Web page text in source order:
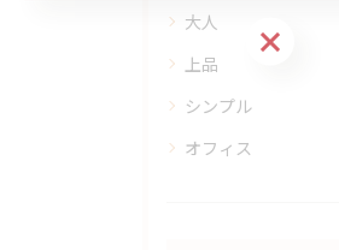
大人
上品
シンプル
オフィス
ご予約はこちら